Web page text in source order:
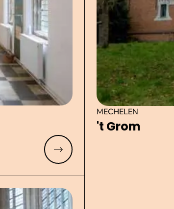
Meer lezen
't Grom
MECHELEN